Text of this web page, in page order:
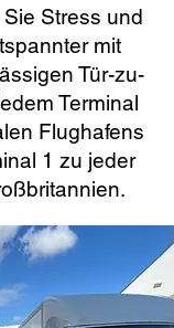
Stress und
mit
Tür-zu-
Terminal
Flughafens
1 zu jeder